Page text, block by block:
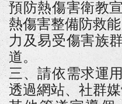
導
素
材
預防熱傷害衛教
熱傷害整備防救能
力及易受傷害族
道。
三、請依需求運
透過網站、社群